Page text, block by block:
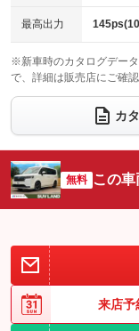
チップアップシート
：装備あり
：装備なし
ウォークスルー
：装備あり
電動リアゲート
：装備なし
サイドカメラ
：装備あり
：装備なし
最高出力
※新車時のカタログデー
で、詳細は販売店にご確認
カ
無料 この
来店予